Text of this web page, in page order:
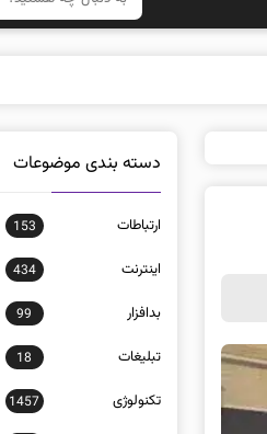
دسته بندی موضوعات
ارتباطات 153
اينترنت 434
بدافزار 99
تبلیغات 18
تکنولوژی 1457